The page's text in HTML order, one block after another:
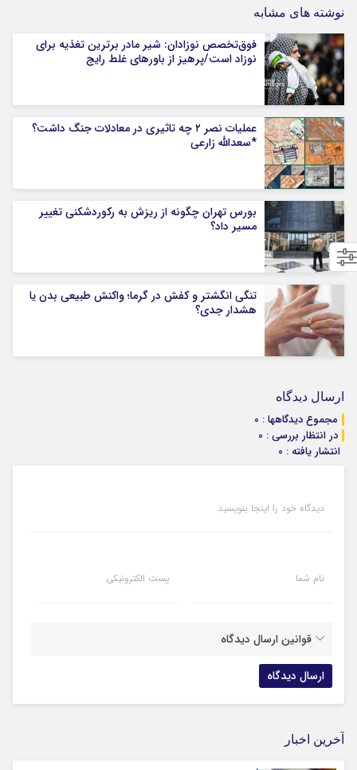
نوشته های مشابه
فوق‌تخصص نوزادان: شیر مادر برترین تغذیه برای
نوزاد است/پرهیز از باورهای غلط رایج
عملیات نصر ۲ چه تاثیری در معادلات جنگ داشت؟
*سعدالله زارعی
بورس تهران چگونه از ریزش به رکوردشکنی تغییر
مسیر داد؟
تنگی انگشتر و کفش در گرما؛ واکنش طبیعی بدن یا
هشدار جدی؟
ارسال دیدگاه
مجموع دیدگاهها : 0
در انتظار بررسی : 0
انتشار یافته : 0
دیدگاه خود را اینجا بنویسید
نام شما پست الکترونیکی
قوانین ارسال دیدگاه
آخرین اخبار